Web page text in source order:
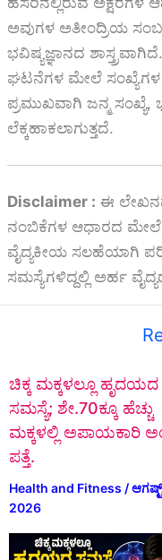
ಅವುಗಳ ಅತೀಂದ್ರಿಯ
ಭವಿಷ್ಯಜ್ಞಾನದ
ಘಟನೆಗಳ ಮೇಲೆ ಸಂಖ್ಯೆಗಳ
ಪ್ರಮುಖವಾಗಿ ಜನ್ಮ ಸಂಖ್ಯೆ,
ಲೆಕ್ಕಹಾಕಲಾಗುತ್ತದೆ.
Disclaimer : ಈ
ನಂಬಿಕೆಗಳ ಆಧಾರದ
ವೈದ್ಯಕೀಯ ಸಲಹೆಯಾಗಿ
ಸಮಸ್ಯೆಗಳಿದ್ದಲ್ಲಿ ಅರ್ಹ
ಚಿಕ್ಕ ಮಕ್ಕಳಲ್ಲೂ ಹೃದಯದ
ಸಮಸ್ಯೆ; ಶೇ.70ಕ್ಕೂ ಹೆಚ್ಚು
ಮಕ್ಕಳಲ್ಲಿ ಅಪಾಯಕಾರಿ
ಪತ್ತೆ.
Health and Fitness /
2026